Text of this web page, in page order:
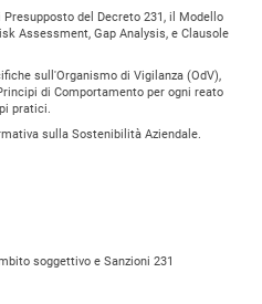
del Decreto 231, il Modello
Assessment, Gap Analysis, e Clausole
sull'Organismo di Vigilanza (OdV),
di Comportamento per ogni reato
pratici.
sulla Sostenibilità Aziendale.
soggettivo e Sanzioni 231